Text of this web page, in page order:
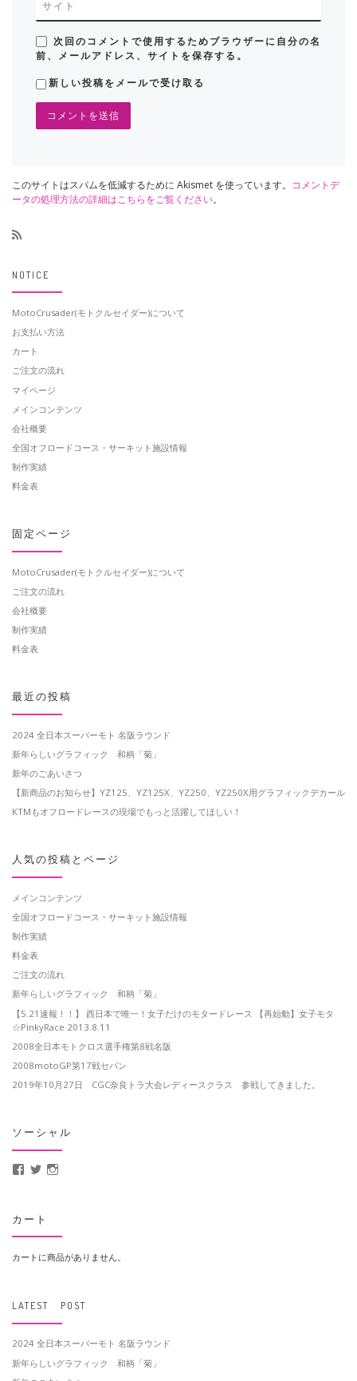
サイト
次回のコメントで使用するためブラウザーに自分の名
前、メールアドレス、サイトを保存する。
新しい投稿をメールで受け取る
このサイトはスパムを低減するために Akismet を使っています。 コメントデ
ータの処理方法の詳細はこちらをご覧ください。
NOTICE
MotoCrusader(モトクルセイダー)について
お支払い方法
カート
ご注文の流れ
マイページ
メインコンテンツ
会社概要
全国オフロードコース・サーキット施設情報
制作実績
料金表
固定ページ
MotoCrusader(モトクルセイダー)について
ご注文の流れ
会社概要
制作実績
料金表
最近の投稿
2024 全日本スーパーモト 名阪ラウンド
新年らしいグラフィック 和柄「菊」
新年のごあいさつ
【新商品のお知らせ】YZ125、YZ125X、YZ250、YZ250X用グラフィックデカール
KTMもオフロードレースの現場でもっと活躍してほしい！
人気の投稿とページ
メインコンテンツ
全国オフロードコース・サーキット施設情報
制作実績
料金表
ご注文の流れ
新年らしいグラフィック 和柄「菊」
【5.21速報！！】 西日本で唯一！女子だけのモタードレース 【再始動】女子モタ
☆PinkyRace 2013.8.11
2008全日本モトクロス選手権第8戦名阪
2008motoGP第17戦セパン
2019年10月27日 CGC奈良トラ大会レディースクラス 参戦してきました。
ソーシャル
MotoCrusader さんのプロフィールを Facebook で表示
@MotoCrusader さんのプロフィールを Twitter で表示
カート
カートに商品がありません。
LATEST POST
2024 全日本スーパーモト 名阪ラウンド
新年らしいグラフィック 和柄「菊」